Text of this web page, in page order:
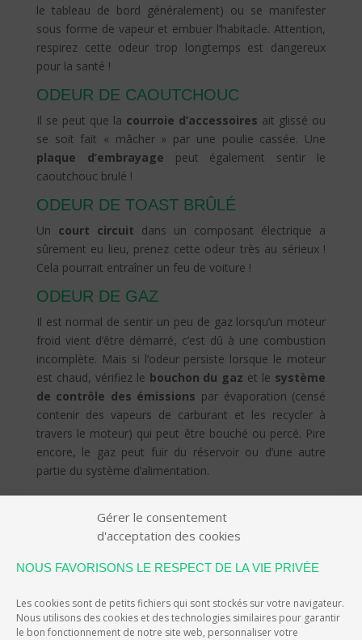
Gérer le consentement
d'acceptation des cookies
NOUS FAVORISONS LE RESPECT DE LA VIE PRIVÉE
Les cookies sont de petits fichiers qui sont stockés sur votre navigateur.
Nous utilisons des cookies et des technologies similaires pour garantir
le bon fonctionnement de notre site web, personnaliser votre
le tableau de bord généralement) ou se manifester
sous forme de vapeur et embuer l’habitacle. Attention,
respirez cette odeur trop longtemps est dangereux
pour la santé !
ODEUR DE CAOUTCHOUC
Il se peut que la courroie d’accessoires ait glissé ou
se soit fait « mâcher » par une poulie cassée. Une
plaque d’embrayage peut également sentir le
caoutchouc brulé !
ODEUR DE TOAST BRÛLÉ
Un court circuit dans un composant électrique a
sûrement eu lieu, prenez cette odeur très au sérieux !
Cela pourrait entraîner un feu de voiture !
ODEUR DE GAZ
Il est normal de sentir un peu de gaz lorsqu’un moteur
froid vient d’être démarré, c’est dû à une combustion
incomplète. Mais si l’odeur persiste lorsque le moteur
est chaud, vérifiez le bouchon du gaz et le système
de contrôle des émissions par évaporation (censé
contenir des vapeurs de carburant et les recycler à
travers le moteur) qui peut être bouché ou percé. Pire
encore, le gaz peut fuir du réservoir ou d’une autre
partie du système d’alimentation.
Chaque odeur a donc sa propre signification. Ne
prenez pas le risque de jouer les mécaniciens si vous
ne connaissez pas bien les voitures. Amener votre
sans doute la meilleure option !
Bonne route avec eiver